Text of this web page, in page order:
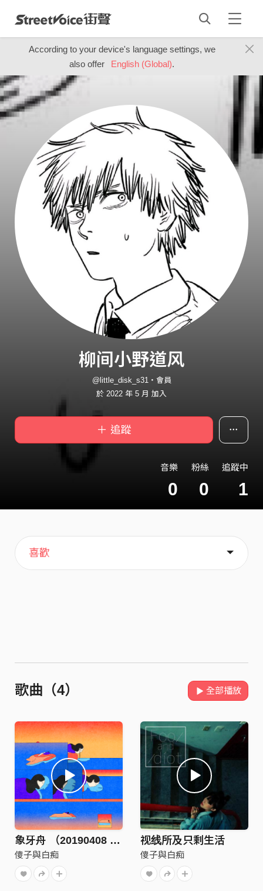
According to your device's language settings, we
also offer
English (Global).
柳间小野道风
@little_disk_s31・會員
於 2022 年 5 月 加入
＋ 追蹤
音樂
0
粉絲
0
追蹤中
1
主頁
喜歡
關於
歌曲（4） 全部播放
象牙舟 （20190408 MidNight Version)
傻子與白痴
视线所及只剩生活
傻子與白痴